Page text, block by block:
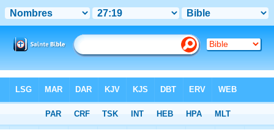
Chapitre 27> Verset 19